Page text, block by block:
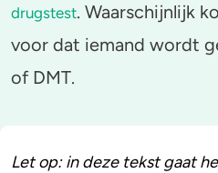
Lachgas
Combinaties &
Zorgen om iemand
Feiten over verslaving
drugstest. Waarschijnlijk
voor dat iemand wordt
of DMT.
Let op: in deze tekst gaat